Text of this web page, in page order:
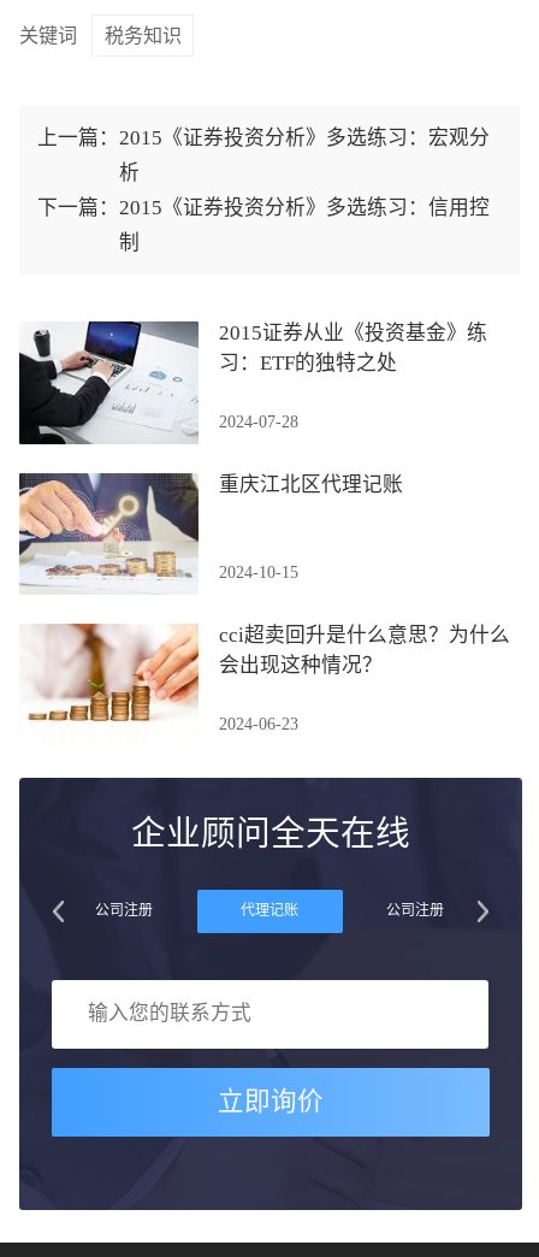
关键词 税务知识
上一篇：2015《证券投资分析》多选练习：宏观分
析
下一篇：2015《证券投资分析》多选练习：信用控
制
2015证券从业《投资基金》练
习：ETF的独特之处
2024-07-28
重庆江北区代理记账
2024-10-15
cci超卖回升是什么意思？为什么
会出现这种情况？
2024-06-23
企业顾问全天在线
公司注册 代理记账 公司注册
立即询价